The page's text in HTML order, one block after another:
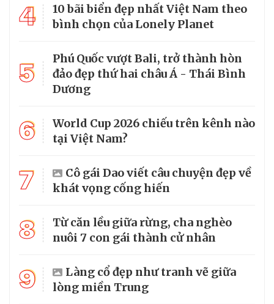
4
10 bãi biển đẹp nhất Việt Nam theo
bình chọn của Lonely Planet
5
Phú Quốc vượt Bali, trở thành hòn
đảo đẹp thứ hai châu Á - Thái Bình
Dương
6
World Cup 2026 chiếu trên kênh nào
tại Việt Nam?
7
Cô gái Dao viết câu chuyện đẹp về
khát vọng cống hiến
8
Từ căn lều giữa rừng, cha nghèo
nuôi 7 con gái thành cử nhân
9
Làng cổ đẹp như tranh vẽ giữa
lòng miền Trung